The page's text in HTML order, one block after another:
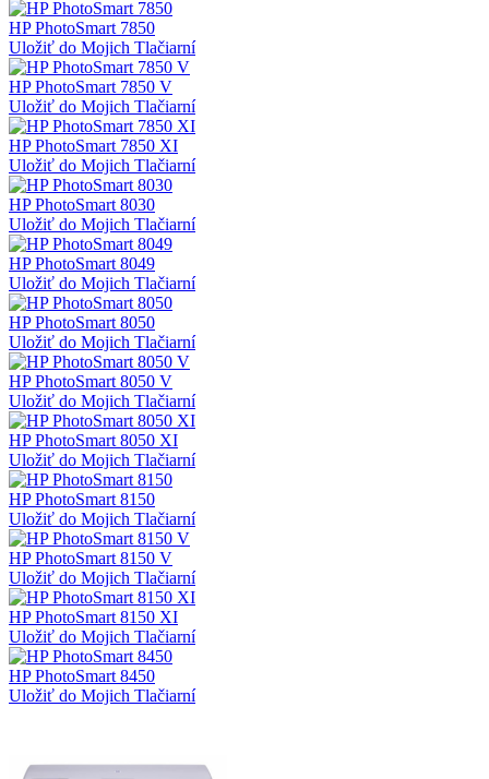
HP PhotoSmart 7850
Uložiť do Mojich Tlačiarní
HP PhotoSmart 7850 V
Uložiť do Mojich Tlačiarní
HP PhotoSmart 7850 XI
Uložiť do Mojich Tlačiarní
HP PhotoSmart 8030
Uložiť do Mojich Tlačiarní
HP PhotoSmart 8049
Uložiť do Mojich Tlačiarní
HP PhotoSmart 8050
Uložiť do Mojich Tlačiarní
HP PhotoSmart 8050 V
Uložiť do Mojich Tlačiarní
HP PhotoSmart 8050 XI
Uložiť do Mojich Tlačiarní
HP PhotoSmart 8150
Uložiť do Mojich Tlačiarní
HP PhotoSmart 8150 V
Uložiť do Mojich Tlačiarní
HP PhotoSmart 8150 XI
Uložiť do Mojich Tlačiarní
HP PhotoSmart 8450
Uložiť do Mojich Tlačiarní